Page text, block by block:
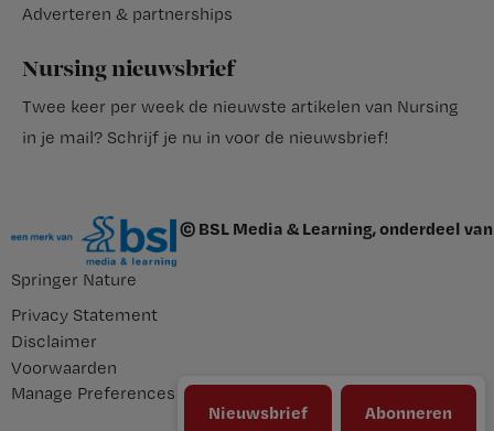
Nieuwsbrief Abonneren
Adverteren & partnerships
Nursing nieuwsbrief
Twee keer per week de nieuwste artikelen van Nursing
in je mail? Schrijf je nu in voor de nieuwsbrief!
© BSL Media & Learning, onderdeel van
Springer Nature
Privacy Statement
Disclaimer
Voorwaarden
Manage Preferences